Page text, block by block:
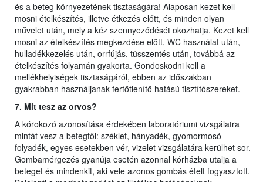
és a beteg környezetének tisztaságára! Alaposan kezet kell
mosni ételkészítés, illetve étkezés előtt, és minden olyan
művelet után, mely a kéz szennyeződését okozhatja. Kezet kell
mosni az ételkészítés megkezdése előtt, WC használat után,
hulladékkezelés után, orrfújás, tüsszentés után, továbbá az
ételkészítés folyamán gyakorta. Gondoskodni kell a
mellékhelyiségek tisztaságáról, ebben az időszakban
gyakrabban használjanak fertőtlenítő hatású tisztítószereket.
7. Mit tesz az orvos?
A kórokozó azonosítása érdekében laboratóriumi vizsgálatra
mintát vesz a betegtől: széklet, hányadék, gyomormosó
folyadék, egyes esetekben vér, vizelet vizsgálatára kerülhet sor.
Gombamérgezés gyanúja esetén azonnal kórházba utalja a
beteget és mindenkit, aki vele azonos gombás ételt fogyasztott.